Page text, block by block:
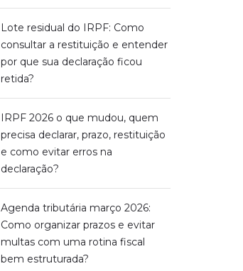
Lote residual do IRPF: Como
consultar a restituição e entender
por que sua declaração ficou
retida?
IRPF 2026 o que mudou, quem
precisa declarar, prazo, restituição
e como evitar erros na
declaração?
Agenda tributária março 2026:
Como organizar prazos e evitar
multas com uma rotina fiscal
bem estruturada?